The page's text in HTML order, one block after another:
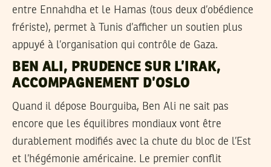
entre Ennahdha et le Hamas (tous deux d’obédience
frériste), permet à Tunis d’afficher un soutien plus
appuyé à l’organisation qui contrôle de Gaza.
BEN ALI, PRUDENCE SUR L’IRAK,
ACCOMPAGNEMENT D’OSLO
Quand il dépose Bourguiba, Ben Ali ne sait pas
encore que les équilibres mondiaux vont être
durablement modifiés avec la chute du bloc de l’Est
et l’hégémonie américaine. Le premier conflit